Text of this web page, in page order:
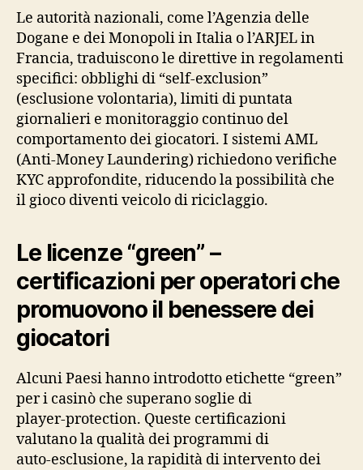
Le autorità nazionali, come l’Agenzia delle
Dogane e dei Monopoli in Italia o l’ARJEL in
Francia, traduiscono le direttive in regolamenti
specifici: obblighi di “self‑exclusion”
(esclusione volontaria), limiti di puntata
giornalieri e monitoraggio continuo del
comportamento dei giocatori. I sistemi AML
(Anti‑Money Laundering) richiedono verifiche
KYC approfondite, riducendo la possibilità che
il gioco diventi veicolo di riciclaggio.
Le licenze “green” –
certificazioni per operatori che
promuovono il benessere dei
giocatori
Alcuni Paesi hanno introdotto etichette “green”
per i casinò che superano soglie di
player‑protection. Queste certificazioni
valutano la qualità dei programmi di
auto‑esclusione, la rapidità di intervento dei